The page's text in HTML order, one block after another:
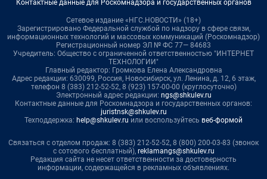
Контактные данные для Роскомнадзора и государственных органов
Сетевое издание «НГС.НОВОСТИ» (18+)
Зарегистрировано Федеральной службой по надзору в сфере связи,
информационных технологий и массовых коммуникаций (Роскомнадзор)
Регистрационный номер ЭЛ № ФС 77— 84683
Учредитель: Общество с ограниченной ответственностью "ИНТЕРНЕТ
ТЕХНОЛОГИИ"
Главный редактор: Громкова Елена Александровна
Адрес редакции: 630099, Россия, Новосибирск, ул. Ленина, д. 12, 6 этаж,
телефон 8 (383) 212-52-52, 8 (923) 157-00-00 (круглосуточно)
Электронный адрес редакции: ngs@shkulev.ru
Контактные данные для Роскомнадзора и государственных органов:
juristnsk@shkulev.ru
Техподдержка: help@shkulev.ru или воспользуйтесь веб-формой
Связаться с отделом продаж: 8 (383) 212-52-52, 8 (800) 200-03-83 (звонок
с сотового бесплатный), reklamangs@shkulev.ru
Редакция сайта не несет ответственности за достоверность
информации, содержащейся в рекламных объявлениях.